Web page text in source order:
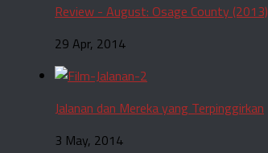
Review - August: Osage County (2013)
29 Apr, 2014
Jalanan dan Mereka yang Terpinggirkan
3 May, 2014